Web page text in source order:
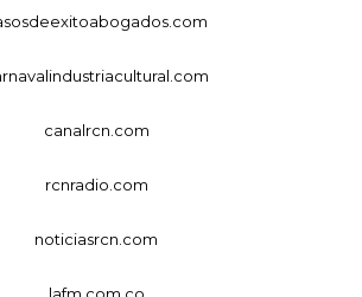
canalrcn.com
rcnradio.com
noticiasrcn.com